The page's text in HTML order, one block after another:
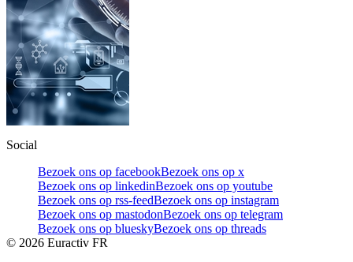
Social
Bezoek ons op facebookBezoek ons op x
Bezoek ons op linkedinBezoek ons op youtube
Bezoek ons op rss-feedBezoek ons op instagram
Bezoek ons op mastodonBezoek ons op telegram
Bezoek ons op blueskyBezoek ons op threads
© 2026 Euractiv FR